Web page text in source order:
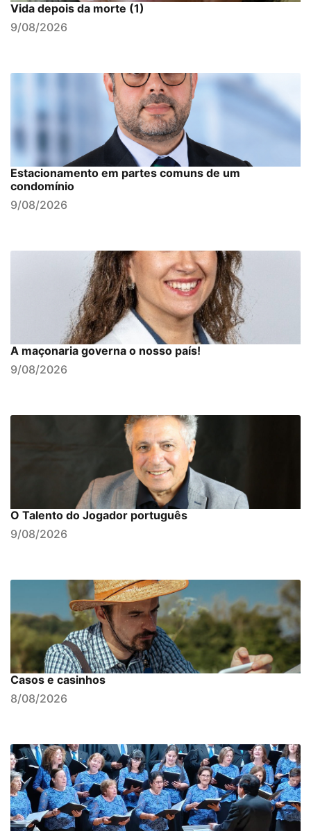
Vida depois da morte (1)
9/08/2026
Estacionamento em partes comuns de um
condomínio
9/08/2026
A maçonaria governa o nosso país!
9/08/2026
O Talento do Jogador português
9/08/2026
Casos e casinhos
8/08/2026